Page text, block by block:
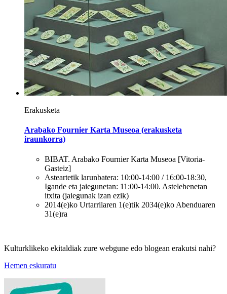
Erakusketa
Arabako Fournier Karta Museoa (erakusketa
iraunkorra)
BIBAT. Arabako Fournier Karta Museoa [Vitoria-
Gasteiz]
Asteartetik larunbatera: 10:00-14:00 / 16:00-18:30,
Igande eta jaiegunetan: 11:00-14:00. Astelehenetan
itxita (jaiegunak izan ezik)
2014(e)ko Urtarrilaren 1(e)tik 2034(e)ko Abenduaren
31(e)ra
Kulturklikeko ekitaldiak zure webgune edo blogean erakutsi nahi?
Hemen eskuratu